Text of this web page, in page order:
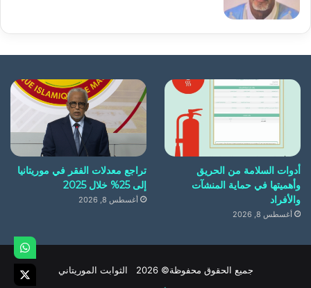
أدوات السلامة من الحريق
وأهميتها في حماية المنشآت
والأفراد
أغسطس 8, 2026
تراجع معدلات الفقر في موريتانيا
إلى 25% خلال 2025
أغسطس 8, 2026
جميع الحقوق محفوظة© 2026 الثوابت الموريتاني